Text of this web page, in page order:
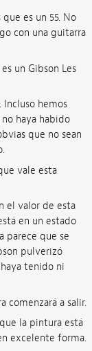
es un 55. No
con una guitarra
un Gibson Les
hemos
haya habido
que no sean
vale esta
el valor de esta
en un estado
parece que se
pulverizó
tenido ni
comenzará a salir.
la pintura está
excelente forma.